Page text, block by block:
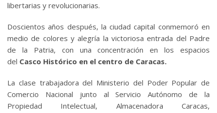
libertarias y revolucionarias.
Doscientos años después, la ciudad capital conmemoró en
medio de colores y alegría la victoriosa entrada del Padre
de la Patria, con una concentración en los espacios
del Casco Histórico en el centro de Caracas.
La clase trabajadora del Ministerio del Poder Popular de
Comercio Nacional junto al Servicio Autónomo de la
Propiedad Intelectual, Almacenadora Caracas,